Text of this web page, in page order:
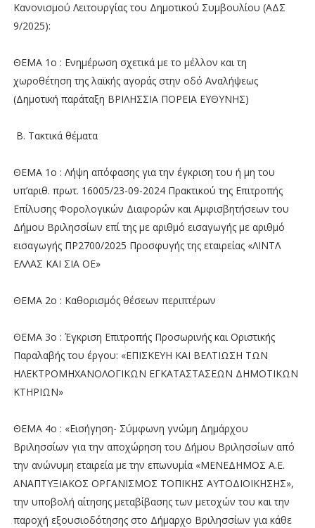
Κανονισμού Λειτουργίας του Δημοτικού Συμβουλίου (ΑΔΣ
9/2025):
ΘΕΜΑ 1ο : Ενημέρωση σχετικά με το μέλλον και τη
χωροθέτηση της λαϊκής αγοράς στην οδό Αναλήψεως
(Δημοτική παράταξη ΒΡΙΛΗΣΣΙΑ ΠΟΡΕΙΑ ΕΥΘΥΝΗΣ)
Β. Τακτικά θέματα
ΘΕΜΑ 1ο : Λήψη απόφασης για την έγκριση του ή μη του
υπ’αριθ. πρωτ. 16005/23-09-2024 Πρακτικού της Επιτροπής
Επίλυσης Φορολογικών Διαφορών και Αμφισβητήσεων του
Δήμου Βριλησσίων επί της με αριθμό εισαγωγής με αριθμό
εισαγωγής ΠΡ2700/2025 Προσφυγής της εταιρείας «ΛΙΝΤΛ
ΕΛΛΑΣ ΚΑΙ ΣΙΑ ΟΕ»
ΘΕΜΑ 2ο : Καθορισμός θέσεων περιπτέρων
ΘΕΜΑ 3ο : Έγκριση Επιτροπής Προσωρινής και Οριστικής
Παραλαβής του έργου: «ΕΠΙΣΚΕΥΗ ΚΑΙ ΒΕΛΤΙΩΣΗ ΤΩΝ
ΗΛΕΚΤΡΟΜΗΧΑΝΟΛΟΓΙΚΩΝ ΕΓΚΑΤΑΣΤΑΣΕΩΝ ΔΗΜΟΤΙΚΩΝ
ΚΤΗΡΙΩΝ»
ΘΕΜΑ 4ο : «Εισήγηση- Σύμφωνη γνώμη Δημάρχου
Βριλησσίων για την αποχώρηση του Δήμου Βριλησσίων από
την ανώνυμη εταιρεία με την επωνυμία «ΜΕΝΕΔΗΜΟΣ Α.Ε.
ΑΝΑΠΤΥΞΙΑΚΟΣ ΟΡΓΑΝΙΣΜΟΣ ΤΟΠΙΚΗΣ ΑΥΤΟΔΙΟΙΚΗΣΗΣ»,
την υποβολή αίτησης μεταβίβασης των μετοχών του και την
παροχή εξουσιοδότησης στο Δήμαρχο Βριλησσίων για κάθε